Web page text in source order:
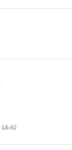
18:40